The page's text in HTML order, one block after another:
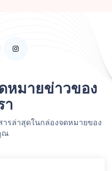
หมายข่าวของ
า
รล่าสุดในกล่องจดหมายของ
ณ